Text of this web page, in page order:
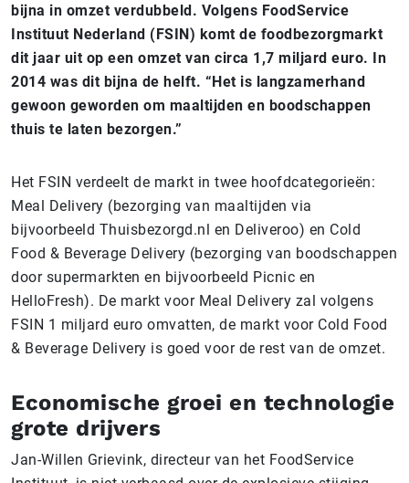
bijna in omzet verdubbeld. Volgens FoodService
Instituut Nederland (FSIN) komt de foodbezorgmarkt
dit jaar uit op een omzet van circa 1,7 miljard euro. In
2014 was dit bijna de helft. “Het is langzamerhand
gewoon geworden om maaltijden en boodschappen
thuis te laten bezorgen.”
Het FSIN verdeelt de markt in twee hoofdcategorieën:
Meal Delivery (bezorging van maaltijden via
bijvoorbeeld Thuisbezorgd.nl en Deliveroo) en Cold
Food & Beverage Delivery (bezorging van boodschappen
door supermarkten en bijvoorbeeld Picnic en
HelloFresh). De markt voor Meal Delivery zal volgens
FSIN 1 miljard euro omvatten, de markt voor Cold Food
& Beverage Delivery is goed voor de rest van de omzet.
Economische groei en technologie
grote drijvers
Jan-Willen Grievink, directeur van het FoodService